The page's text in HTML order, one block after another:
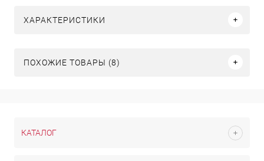
ХАРАКТЕРИСТИКИ
ПОХОЖИЕ ТОВАРЫ (8)
КАТАЛОГ